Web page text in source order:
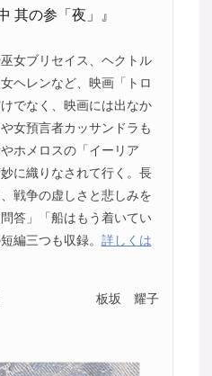
其の参「夜」』
女ブリセイス、ヘクトル
ヘレンなど、映画「トロ
でなく、映画には出なか
女預言者カッサンドラも
ホメロスの「イーリア
に織りなされて行く。長
戦争の虚しさと悲しみを
答」「船はもう着いてい
編三つも収録。 詳しくは
板坂 耀子